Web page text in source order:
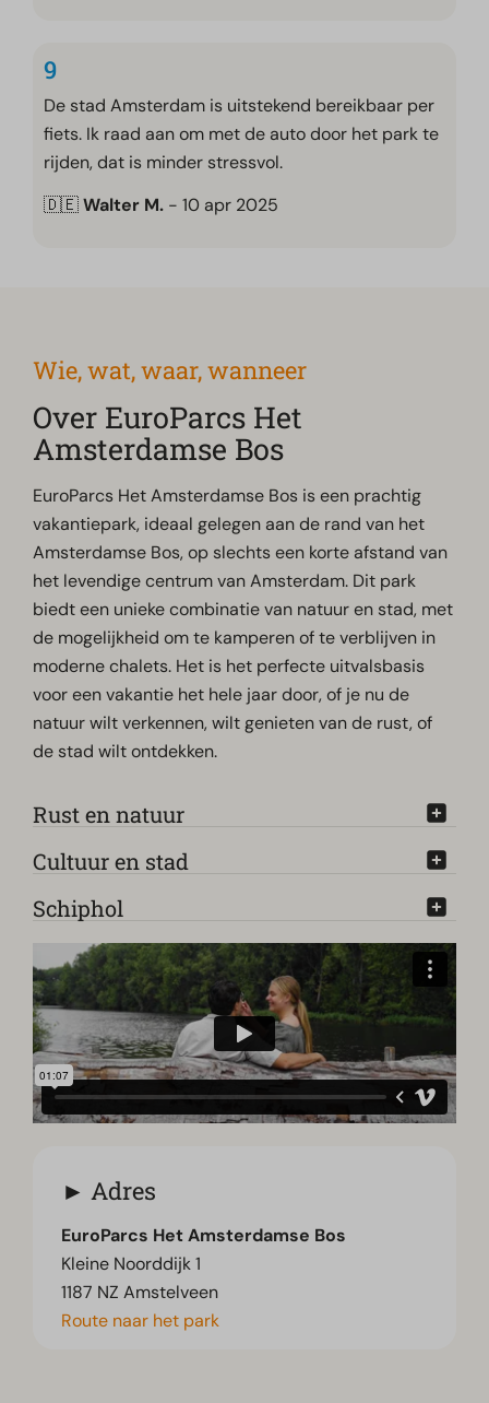
9
De stad Amsterdam is uitstekend bereikbaar per
fiets. Ik raad aan om met de auto door het park te
rijden, dat is minder stressvol.
🇩🇪Walter M. - 10 apr 2025
Wie, wat, waar, wanneer
Over EuroParcs Het
Amsterdamse Bos
EuroParcs Het Amsterdamse Bos is een prachtig
vakantiepark, ideaal gelegen aan de rand van het
Amsterdamse Bos, op slechts een korte afstand van
het levendige centrum van Amsterdam. Dit park
biedt een unieke combinatie van natuur en stad, met
de mogelijkheid om te kamperen of te verblijven in
moderne chalets. Het is het perfecte uitvalsbasis
voor een vakantie het hele jaar door, of je nu de
natuur wilt verkennen, wilt genieten van de rust, of
de stad wilt ontdekken.
Rust en natuur
Cultuur en stad
Schiphol
Adres
EuroParcs Het Amsterdamse Bos
Kleine Noorddijk 1
1187 NZ Amstelveen
Route naar het park